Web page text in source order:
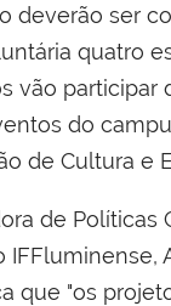
deverão ser
quatro
vão participar
do
de Cultura e
de Políticas
IFFluminense,
que "os